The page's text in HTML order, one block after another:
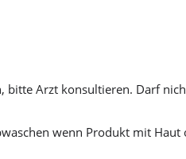
Arzt konsultieren. Darf
wenn Produkt mit